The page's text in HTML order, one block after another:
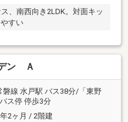
、南西向き2LDK。対面キッ
すい
ン Ａ
磐線 水戸駅 バス38分/「東野
ス停 停歩3分
2ヶ月 / 2階建